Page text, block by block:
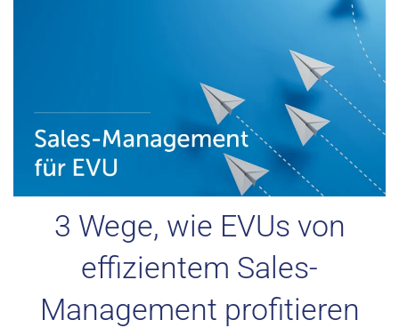
3 Wege, wie EVUs von
effizientem Sales-
Management profitieren